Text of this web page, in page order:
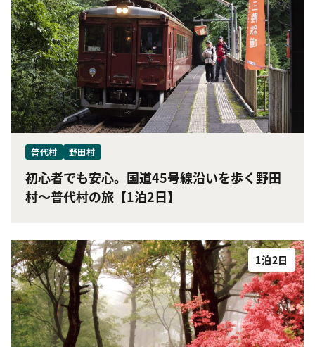
普代村 野田村
初心者でも安心。国道45号線沿いを歩く野田
村〜普代村の旅【1泊2日】
1泊2日